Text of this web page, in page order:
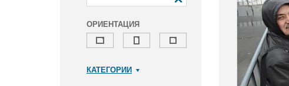
ОРИЕНТАЦИЯ
КАТЕГОРИИ